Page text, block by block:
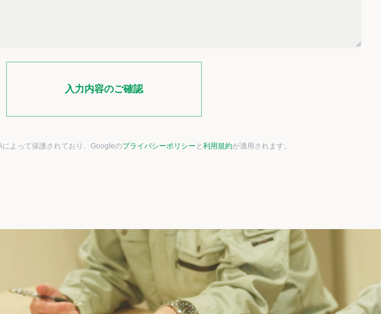
入力内容のご確認
よって保護されており、Googleのプライバシーポリシー と利用規約が適用されます。